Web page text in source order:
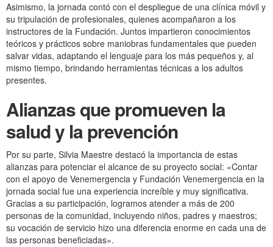
Asimismo, la jornada contó con el despliegue de una clínica móvil y
su tripulación de profesionales, quienes acompañaron a los
instructores de la Fundación. Juntos impartieron conocimientos
teóricos y prácticos sobre maniobras fundamentales que pueden
salvar vidas, adaptando el lenguaje para los más pequeños y, al
mismo tiempo, brindando herramientas técnicas a los adultos
presentes.
Alianzas que promueven la
salud y la prevención
Por su parte, Silvia Maestre destacó la importancia de estas
alianzas para potenciar el alcance de su proyecto social: «Contar
con el apoyo de Venemergencia y Fundación Venemergencia en la
jornada social fue una experiencia increíble y muy significativa.
Gracias a su participación, logramos atender a más de 200
personas de la comunidad, incluyendo niños, padres y maestros;
su vocación de servicio hizo una diferencia enorme en cada una de
las personas beneficiadas».